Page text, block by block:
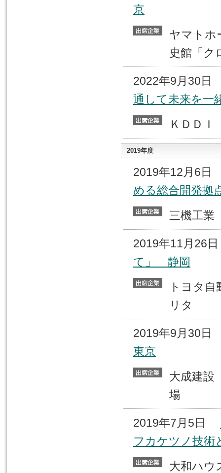
京
ヤマト
史館「ク
2022年9月30
通して未来を
ＫＤＤ
2019年度
2019年12月6
める総合開発
三機工
2019年11月
て」 静岡
トヨタ
リタ
2019年9月30
東京
大成建
場
2019年7月5日
フカケツノ技
大和ハ